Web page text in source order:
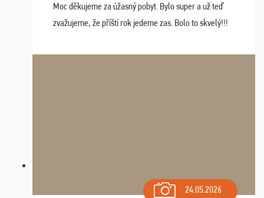
Moc děkujeme za úžasný pobyt. Bylo super a už teď
zvažujeme, že příští rok jedeme zas. Bolo to skvelý!!!
24.05.2026